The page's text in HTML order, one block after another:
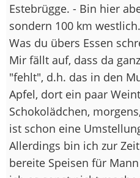
Estebrügge. - Bin hier
sondern 100 km westlich.
Was du übers Essen
Mir fällt auf, dass da
"fehlt", d.h. das in den
Apfel, dort ein paar
Schokolädchen,
ist schon eine
Allerdings bin ich zur
bereite Speisen für